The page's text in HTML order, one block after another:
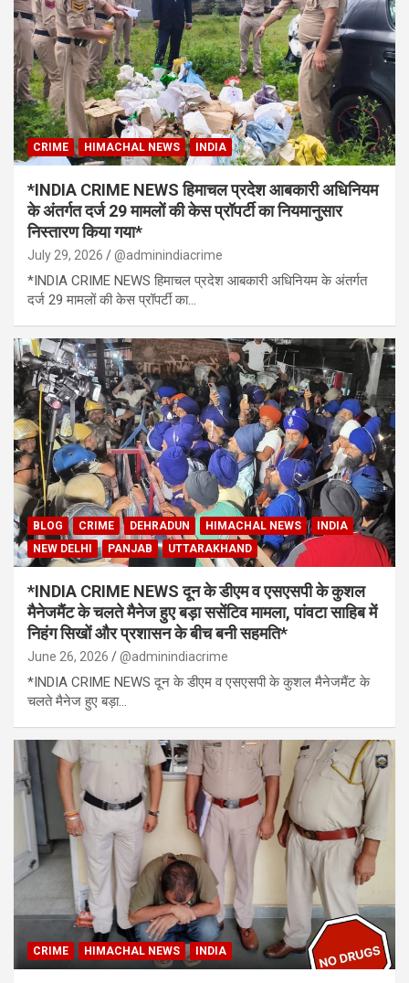
CRIME HIMACHAL NEWS INDIA
*INDIA CRIME NEWS हिमाचल प्रदेश आबकारी अधिनियम
के अंतर्गत दर्ज 29 मामलों की केस प्रॉपर्टी का नियमानुसार
निस्तारण किया गया*
July 29, 2026 @adminindiacrime
*INDIA CRIME NEWS हिमाचल प्रदेश आबकारी अधिनियम के अंतर्गत
दर्ज 29 मामलों की केस प्रॉपर्टी का…
BLOG CRIME DEHRADUN HIMACHAL NEWS
INDIA
NEW DELHI
PANJAB UTTARAKHAND
*INDIA CRIME NEWS दून के डीएम व एसएसपी के कुशल
मैनेजमैंट के चलते मैनेज हुए बड़ा ससेंटिव मामला, पांवटा साहिब में
निहंग सिखों और प्रशासन के बीच बनी सहमति*
June 26, 2026 @adminindiacrime
*INDIA CRIME NEWS दून के डीएम व एसएसपी के कुशल मैनेजमैंट के
चलते मैनेज हुए बड़ा…
CRIME HIMACHAL NEWS INDIA